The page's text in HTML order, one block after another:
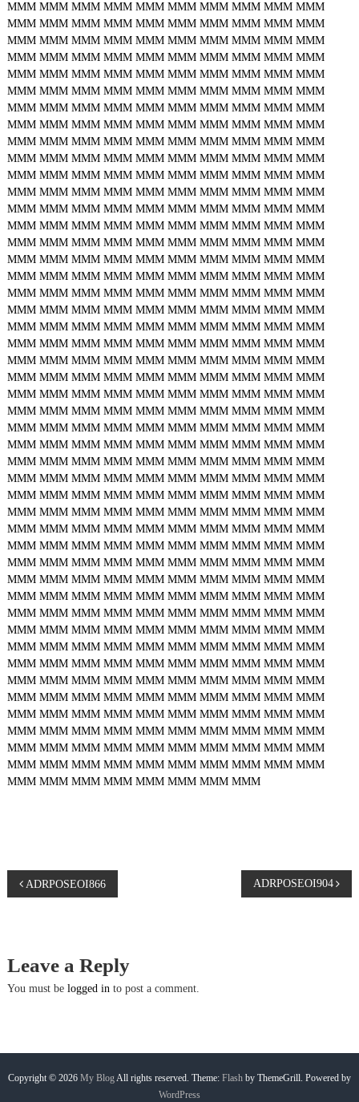
MMM MMM MMM MMM MMM MMM MMM MMM MMM MMM
MMM MMM MMM MMM MMM MMM MMM MMM MMM MMM
MMM MMM MMM MMM MMM MMM MMM MMM MMM MMM
MMM MMM MMM MMM MMM MMM MMM MMM MMM MMM
MMM MMM MMM MMM MMM MMM MMM MMM MMM MMM
MMM MMM MMM MMM MMM MMM MMM MMM MMM MMM
MMM MMM MMM MMM MMM MMM MMM MMM MMM MMM
MMM MMM MMM MMM MMM MMM MMM MMM MMM MMM
MMM MMM MMM MMM MMM MMM MMM MMM MMM MMM
MMM MMM MMM MMM MMM MMM MMM MMM MMM MMM
MMM MMM MMM MMM MMM MMM MMM MMM MMM MMM
MMM MMM MMM MMM MMM MMM MMM MMM MMM MMM
MMM MMM MMM MMM MMM MMM MMM MMM MMM MMM
MMM MMM MMM MMM MMM MMM MMM MMM MMM MMM
MMM MMM MMM MMM MMM MMM MMM MMM MMM MMM
MMM MMM MMM MMM MMM MMM MMM MMM MMM MMM
MMM MMM MMM MMM MMM MMM MMM MMM MMM MMM
MMM MMM MMM MMM MMM MMM MMM MMM MMM MMM
MMM MMM MMM MMM MMM MMM MMM MMM MMM MMM
MMM MMM MMM MMM MMM MMM MMM MMM MMM MMM
MMM MMM MMM MMM MMM MMM MMM MMM MMM MMM
MMM MMM MMM MMM MMM MMM MMM MMM MMM MMM
MMM MMM MMM MMM MMM MMM MMM MMM MMM MMM
MMM MMM MMM MMM MMM MMM MMM MMM MMM MMM
MMM MMM MMM MMM MMM MMM MMM MMM MMM MMM
MMM MMM MMM MMM MMM MMM MMM MMM MMM MMM
MMM MMM MMM MMM MMM MMM MMM MMM MMM MMM
MMM MMM MMM MMM MMM MMM MMM MMM MMM MMM
MMM MMM MMM MMM MMM MMM MMM MMM MMM MMM
MMM MMM MMM MMM MMM MMM MMM MMM MMM MMM
MMM MMM MMM MMM MMM MMM MMM MMM MMM MMM
MMM MMM MMM MMM MMM MMM MMM MMM MMM MMM
MMM MMM MMM MMM MMM MMM MMM MMM MMM MMM
MMM MMM MMM MMM MMM MMM MMM MMM MMM MMM
MMM MMM MMM MMM MMM MMM MMM MMM MMM MMM
MMM MMM MMM MMM MMM MMM MMM MMM MMM MMM
MMM MMM MMM MMM MMM MMM MMM MMM MMM MMM
MMM MMM MMM MMM MMM MMM MMM MMM MMM MMM
MMM MMM MMM MMM MMM MMM MMM MMM MMM MMM
MMM MMM MMM MMM MMM MMM MMM MMM MMM MMM
MMM MMM MMM MMM MMM MMM MMM MMM MMM MMM
MMM MMM MMM MMM MMM MMM MMM MMM MMM MMM
MMM MMM MMM MMM MMM MMM MMM MMM MMM MMM
MMM MMM MMM MMM MMM MMM MMM MMM MMM MMM
MMM MMM MMM MMM MMM MMM MMM MMM MMM MMM
MMM MMM MMM MMM MMM MMM MMM MMM MMM MMM
MMM MMM MMM MMM MMM MMM MMM MMM
P
s
t
a
ADRPOSEOI866 ADRPOSEOI904
Leave a Reply
You must be logged into post a comment.
Copyright © 2026 My BlogAll rights reserved. Theme: Flash by ThemeGrill. Powered by
WordPress